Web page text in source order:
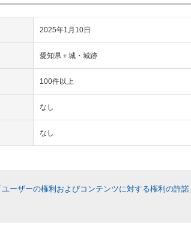
2025年1月10日
愛知県＋城・城跡
100件以上
なし
なし
ユーザーの権利およびコンテンツに対する権利の許諾